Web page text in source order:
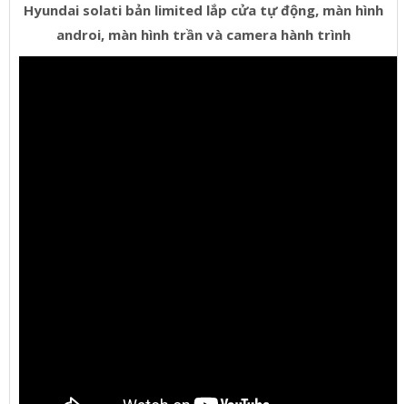
Hyundai solati bản limited lắp cửa tự động, màn hình
androi, màn hình trần và camera hành trình